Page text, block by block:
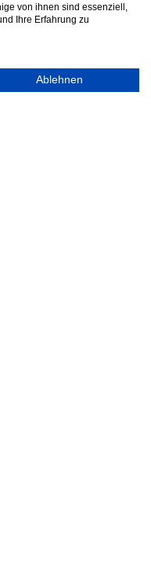
Abonnieren
UND
von ihnen sind essenziell,
Ihre Erfahrung zu
Ablehnen